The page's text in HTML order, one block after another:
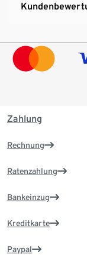
Zahlung
Rechnung
Ratenzahlung
Bankeinzug
Kreditkarte
Paypal